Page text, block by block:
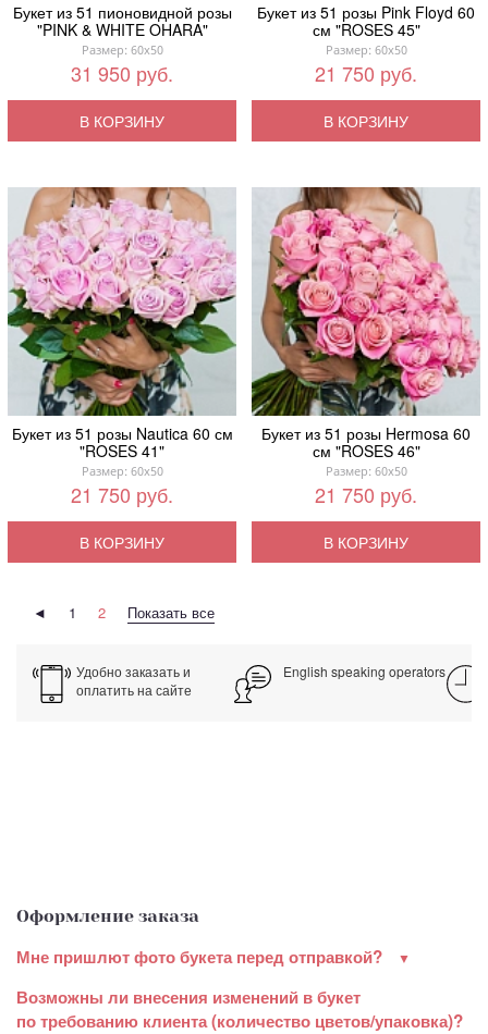
Букет из 51 пионовидной розы
"PINK & WHITE OHARA"
Размер: 60x50
31 950 руб.
В КОРЗИНУ
Букет из 51 розы Pink Floyd 60
см "ROSES 45"
Размер: 60x50
21 750 руб.
В КОРЗИНУ
Букет из 51 розы Nautica 60 см
"ROSES 41"
Размер: 60x50
21 750 руб.
В КОРЗИНУ
Букет из 51 розы Hermosa 60
см "ROSES 46"
Размер: 60x50
21 750 руб.
В КОРЗИНУ
◄ 1 2 Показать все
Удобно заказать и
оплатить на сайте
English speaking operators
Оформление заказа
Мне пришлют фото букета перед отправкой?
Возможны ли внесения изменений в букет
по требованию клиента (количество цветов/упаковка)?